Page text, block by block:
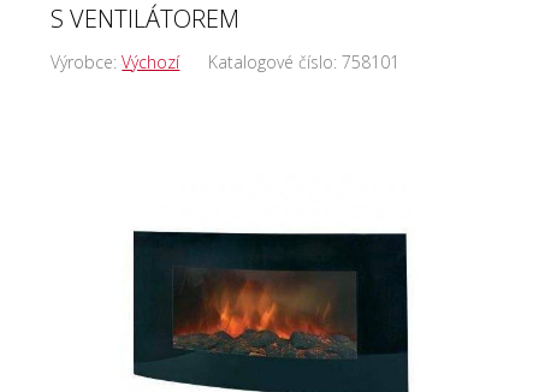
S VENTILÁTOREM
Výrobce:Výchozí Katalogové číslo:758101